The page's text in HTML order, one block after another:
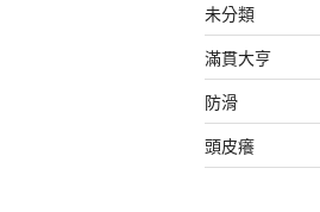
未分類
滿貫大亨
防滑
頭皮癢